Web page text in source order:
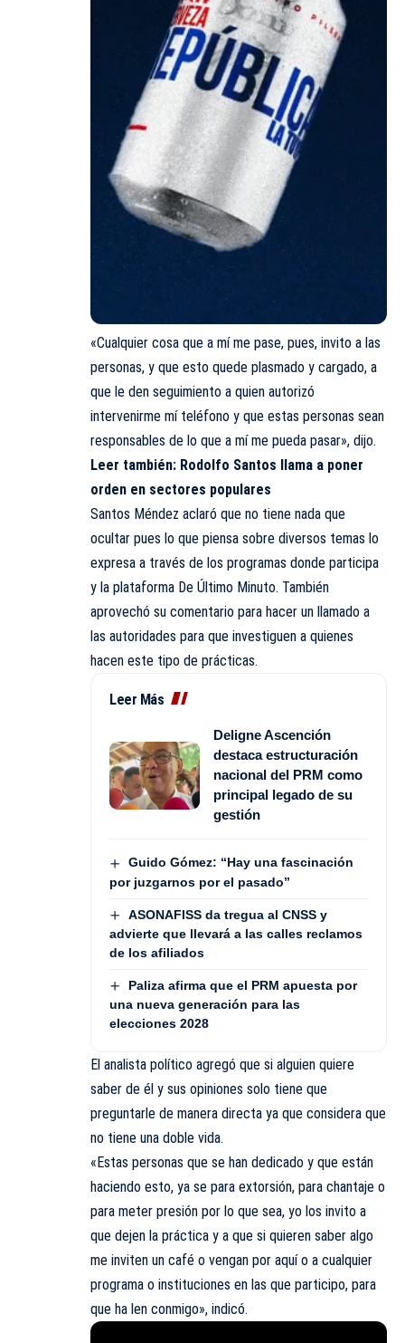
«Cualquier cosa que a mí me pase, pues, invito a las
personas, y que esto quede plasmado y cargado, a
que le den seguimiento a quien autorizó
intervenirme mí teléfono y que estas personas sean
responsables de lo que a mí me pueda pasar», dijo.
Leer también: Rodolfo Santos llama a poner
orden en sectores populares
Santos Méndez aclaró que no tiene nada que
ocultar pues lo que piensa sobre diversos temas lo
expresa a través de los programas donde participa
y la plataforma De Último Minuto. También
aprovechó su comentario para hacer un llamado a
las autoridades para que investiguen a quienes
hacen este tipo de prácticas.
Leer Más
Deligne Ascención
destaca estructuración
nacional del PRM como
principal legado de su
gestión
Guido Gómez: “Hay una fascinación
por juzgarnos por el pasado”
ASONAFISS da tregua al CNSS y
advierte que llevará a las calles reclamos
de los afiliados
Paliza afirma que el PRM apuesta por
una nueva generación para las
elecciones 2028
El analista político agregó que si alguien quiere
saber de él y sus opiniones solo tiene que
preguntarle de manera directa ya que considera que
no tiene una doble vida.
«Estas personas que se han dedicado y que están
haciendo esto, ya se para extorsión, para chantaje o
para meter presión por lo que sea, yo los invito a
que dejen la práctica y a que si quieren saber algo
me inviten un café o vengan por aquí o a cualquier
programa o instituciones en las que participo, para
que ha len conmigo», indicó.